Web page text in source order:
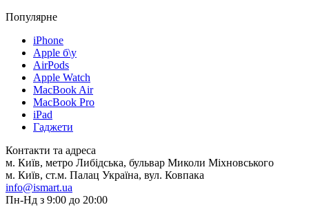
Популярне
iPhone
Apple б\у
AirPods
Apple Watch
MacBook Air
MacBook Pro
iPad
Гаджети
Контакти та адреса
м. Київ, метро Либідська, бульвар Миколи Міхновського
м. Київ, ст.м. Палац Україна, вул. Ковпака
info@ismart.ua
Пн-Нд з 9:00 до 20:00